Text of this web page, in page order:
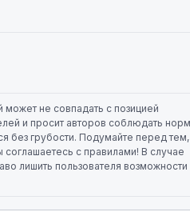
не совпадать с позицией
и просит авторов соблюдать
без грубости. Подумайте перед тем,
соглашаетесь с правилами! В случае
лишить пользователя возможности